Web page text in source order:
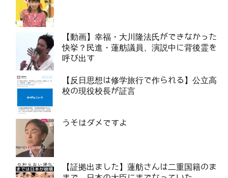
【動画】幸福・大川隆法氏ができなかった
快挙？民進・蓮舫議員、演説中に背後霊を
呼び出す
【反日思想は修学旅行で作られる】公立高
校の現役校長が証言
うそはダメですよ
【証拠出ました】蓮舫さんは二重国籍のま